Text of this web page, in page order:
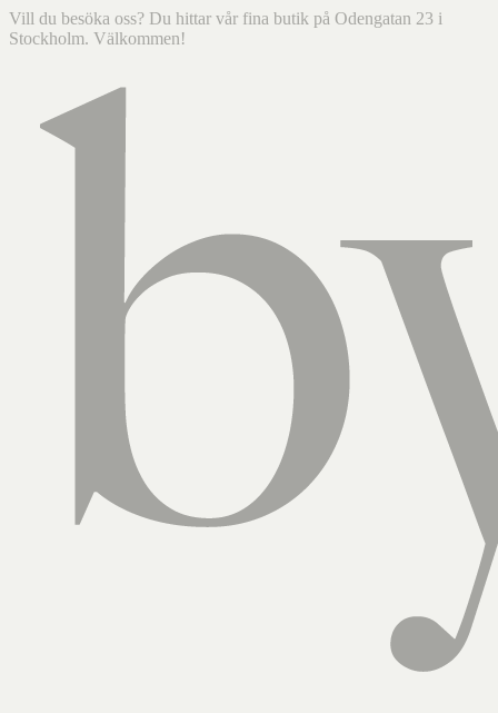
Vill du besöka oss? Du hittar vår fina butik på Odengatan 23 i
Stockholm. Välkommen!